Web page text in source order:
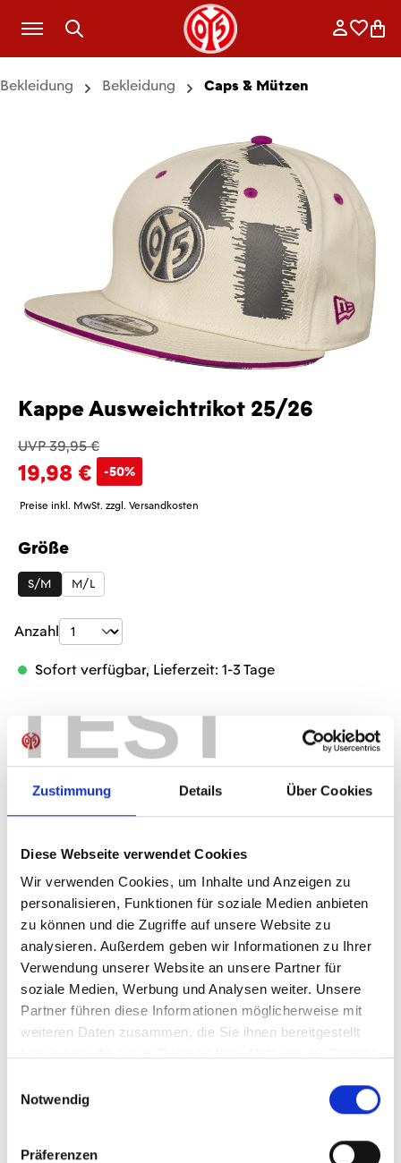
TEST
Zustimmung Details Über Cookies
Diese Webseite verwendet Cookies
Wir verwenden Cookies, um Inhalte und Anzeigen zu
personalisieren, Funktionen für soziale Medien anbieten
zu können und die Zugriffe auf unsere Website zu
analysieren. Außerdem geben wir Informationen zu Ihrer
Verwendung unserer Website an unsere Partner für
soziale Medien, Werbung und Analysen weiter. Unsere
Partner führen diese Informationen möglicherweise mit
weiteren Daten zusammen, die Sie ihnen bereitgestellt
Notwendig
Präferenzen
Zum Hauptinhalt springen
Bekleidung Bekleidung Caps & Mützen
Kappe Ausweichtrikot 25/26
UVP 39,95 €
19,98 € -50%
Preise inkl. MwSt. zzgl. Versandkosten
Größe
auswählen
S/M M/L
Produkt Anzahl: Gib den gewünschten
Anzahl
Sofort verfügbar, Lieferzeit: 1-3 Tage
IN DEN WARENKORB
Produktdetails
ÄHNLICHE PRODUKTE
-50%
17,48 €34,95 €
-50%
39,95 €